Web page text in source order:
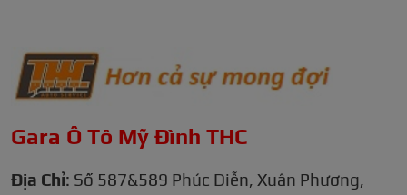
Gara Ô Tô Mỹ Đình THC
Địa Chỉ: Số 587&589 Phúc Diễn, Xuân Phương,